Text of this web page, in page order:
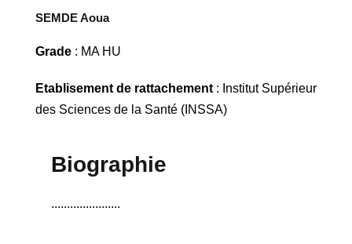
SEMDE Aoua
Grade: MA HU
Etablisement de rattachement: Institut Supérieur
des Sciences de la Santé (INSSA)
Biographie
......................